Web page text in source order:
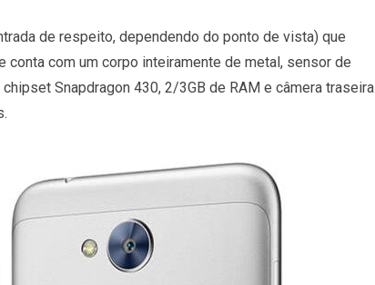
de respeito, dependendo do ponto de vista) que
com um corpo inteiramente de metal, sensor de
Snapdragon 430, 2/3GB de RAM e câmera traseira